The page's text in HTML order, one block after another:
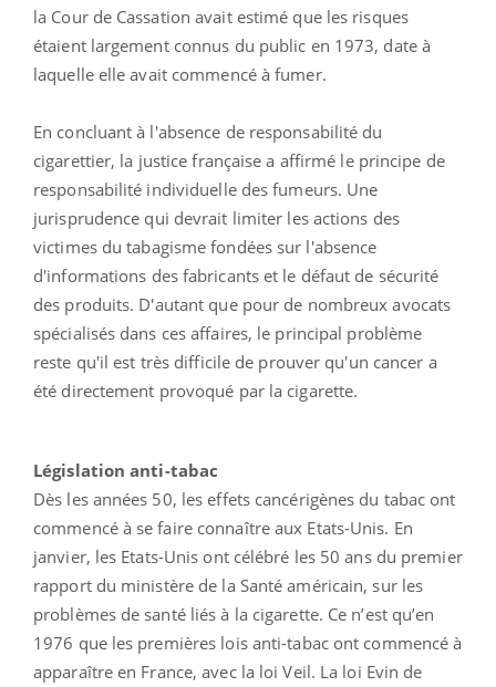
la Cour de Cassation avait estimé que les risques
étaient largement connus du public en 1973, date à
laquelle elle avait commencé à fumer.
En concluant à l'absence de responsabilité du
cigarettier, la justice française a affirmé le principe de
responsabilité individuelle des fumeurs. Une
jurisprudence qui devrait limiter les actions des
victimes du tabagisme fondées sur l'absence
d'informations des fabricants et le défaut de sécurité
des produits. D'autant que pour de nombreux avocats
spécialisés dans ces affaires, le principal problème
reste qu'il est très difficile de prouver qu'un cancer a
été directement provoqué par la cigarette.
Législation anti-tabac
Dès les années 50, les effets cancérigènes du tabac ont
commencé à se faire connaître aux Etats-Unis. En
janvier, les Etats-Unis ont célébré les 50 ans du premier
rapport du ministère de la Santé américain, sur les
problèmes de santé liés à la cigarette. Ce n’est qu’en
1976 que les premières lois anti-tabac ont commencé à
apparaître en France, avec la loi Veil. La loi Evin de